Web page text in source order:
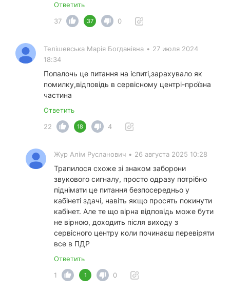
Ответить
37
37 0
Телішевська Марія Богданівна • 27 июля 2024
18:34
Попалочь це питання на іспиті,зарахувало як
помилку,відповідь в сервісному центрі-проїзна
частина
Ответить
22
18 4
Жур Алім Русланович • 26 августа 2025 10:28
Трапилося схоже зі знаком заборони
звукового сигналу, просто одразу потрібно
піднімати це питання безпосередньо у
кабінеті здачі, навіть якщо просять покинути
кабінет. Але те що вірна відповідь може бути
не вірною, доходить після виходу з
сервісного центру коли починаєш перевіряти
все в ПДР
Ответить
1
1 0